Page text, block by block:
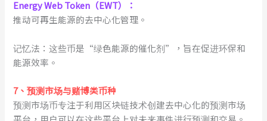
Energy Web Token（EWT）：
推动可再生能源的去中心化管理。
记忆法：这些币是“绿色能源的催化剂”，旨在促进环保和
能源效率。
7、预测市场与赌博类币种
预测市场币专注于利用区块链技术创建去中心化的预测市场